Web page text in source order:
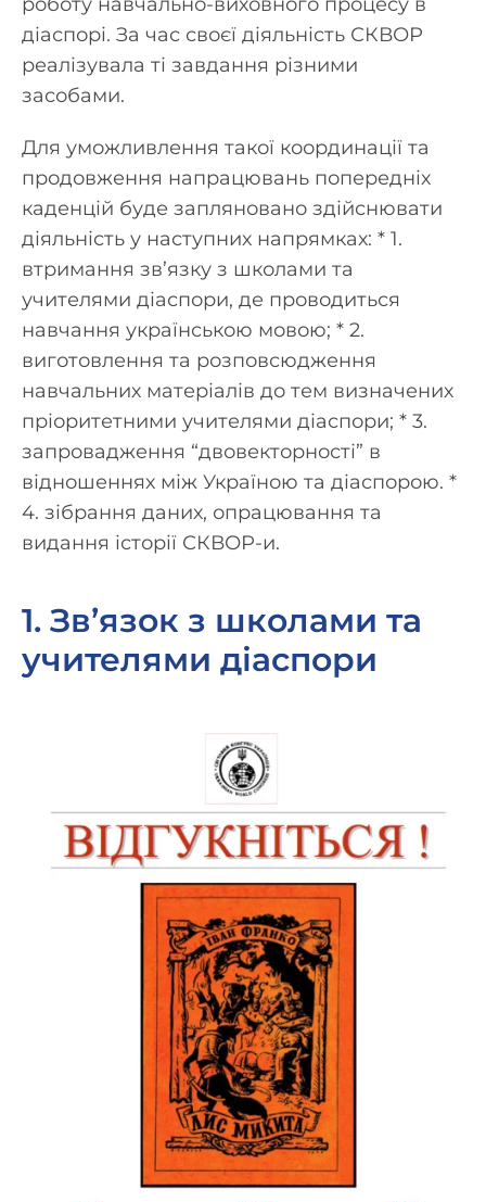
діаспорі. За час своєї діяльність СКВОР
реалізувала ті завдання різними
засобами.
Для уможливлення такої координації та
продовження напрацювань попередніх
каденцій буде запляновано здійснювати
діяльність у наступних напрямках: * 1.
втримання зв’язку з школами та
учителями діаспори, де проводиться
навчання українською мовою; * 2.
виготовлення та розповсюдження
навчальних матеріалів до тем визначених
пріоритетними учителями діаспори; * 3.
запровадження “двовекторності” в
відношеннях між Україною та діаспорою. *
4. зібрання даних, опрацювання та
видання історії СКВОР-и.
1. Зв’язок з школами та
учителями діаспори